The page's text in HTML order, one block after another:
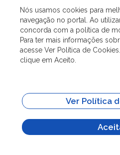
ASSUNTOS
ACESSO À INFORMAÇÃO
SITES IMPORTANTES
Nós usamos cookies para
navegação no portal. Ao
concorda com a política de
Para ter mais informações
acesse Ver Política de
clique em Aceito.
Ver Política